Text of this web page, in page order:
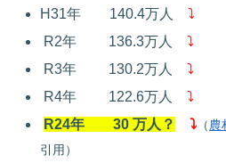
H31年 140.4万人⤵
R2年 136.3万人⤵
R3年 130.2万人⤵
R4年 122.6万人⤵
R24年 30 万人？
⤵ （
引用）